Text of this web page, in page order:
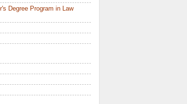
Degree Program in Law